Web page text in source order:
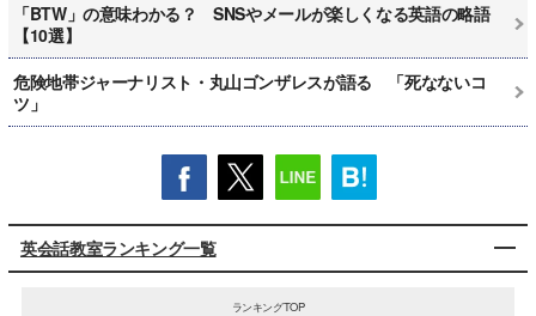
「BTW」の意味わかる？ SNSやメールが楽しくなる英語の略語
【10選】
危険地帯ジャーナリスト・丸山ゴンザレスが語る 「死なないコ
ツ」
英会話教室ランキング一覧
ランキングTOP